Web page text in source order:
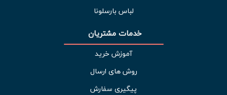
لباس بارسلونا
خدمات مشتریان
آموزش خرید
روش های ارسال
پیگیری سفارش